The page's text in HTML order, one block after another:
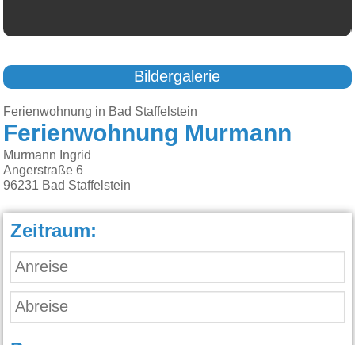
Bildergalerie
Ferienwohnung in Bad Staffelstein
Ferienwohnung Murmann
Murmann Ingrid
Angerstraße 6
96231 Bad Staffelstein
Zeitraum: